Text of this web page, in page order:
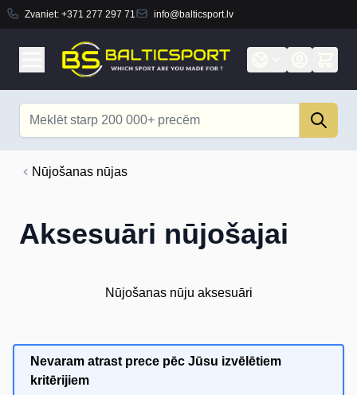
Zvaniet: +371 277 297 71 info@balticsport.lv
Nūjošanas nūjas
Aksesuāri nūjošajai
Nūjošanas nūju aksesuāri
Nevaram atrast prece pēc Jūsu izvēlētiem
kritērijiem